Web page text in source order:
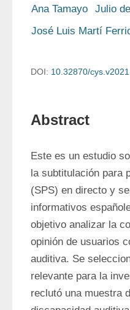
Ana Tamayo
Julio
José Luis Martí
DOI: 10.32870/
Abstract
Este es un estudio
la subtitulación para
(SPS) en directo y
informativos
objetivo analizar la
opinión de usuarios
auditiva. Se
relevante para la
reclutó una muestra